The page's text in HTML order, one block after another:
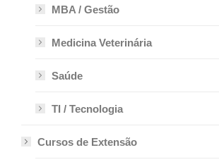
MBA / Gestão
Medicina Veterinária
Saúde
TI / Tecnologia
Cursos de Extensão